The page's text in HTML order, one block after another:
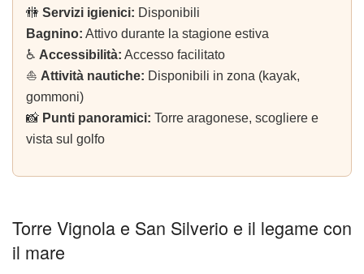
🚻 Servizi igienici: Disponibili
Bagnino: Attivo durante la stagione estiva
♿ Accessibilità: Accesso facilitato
⛵ Attività nautiche: Disponibili in zona (kayak,
gommoni)
📸 Punti panoramici: Torre aragonese, scogliere e
vista sul golfo
Torre Vignola e San Silverio e il legame con
il mare